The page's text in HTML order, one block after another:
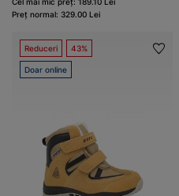
Preț normal: 329.00 Lei
Reduceri 43%
Doar online